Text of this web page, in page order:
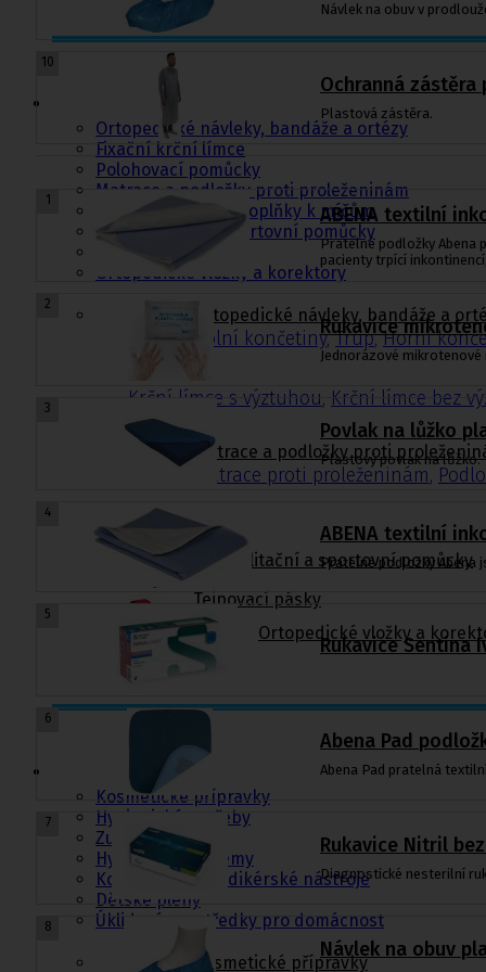
Ortopedie,
rehabilitace a
Ortopedické návleky, bandáže a ortézy
Fixační krční límce
Polohovací pomůcky
Matrace a podložky proti proleženinám
Míče na cvičení a doplňky k míčům
Rehabilitační a sportovní pomůcky
Tejpovací pásky
Ortopedické vložky a korektory
Ortopedické návleky, bandáže a
Dolní končetiny,Trup,Horní
Krční límce s výztuhou, Krční límce bez
Matrace a podložky proti
Matrace proti proleženinám,
Rehabilitační a sportovní pomůcky
Tejpovací pásky
Ortopedické vložky a
Kosmetika a
hygiena, Dětské
Kosmetické přípravky
Hygienické potřeby
Zubní hygiena
Hygienické systémy
Kosmetické a pedikérské nástroje
Dětské pleny
Úklidové prostředky pro domácnost
Kosmetické přípravky
Návlek na obuv v
10
Ochranná zástěra
Plastová zástěra.
1
ABENA textilní
Pratelné podložky Abena
pacienty trpící
2
Rukavice
Jednorázové mikrotenové
3
Povlak na lůžko
Plastový povlak na lůžko.
4
ABENA textilní
Pratelné podložky Abena
5
Rukavice Sentina
6
Abena Pad
Abena Pad pratelná
7
Rukavice Nitril bez
Diagnostické nesterilní
8
Návlek na obuv